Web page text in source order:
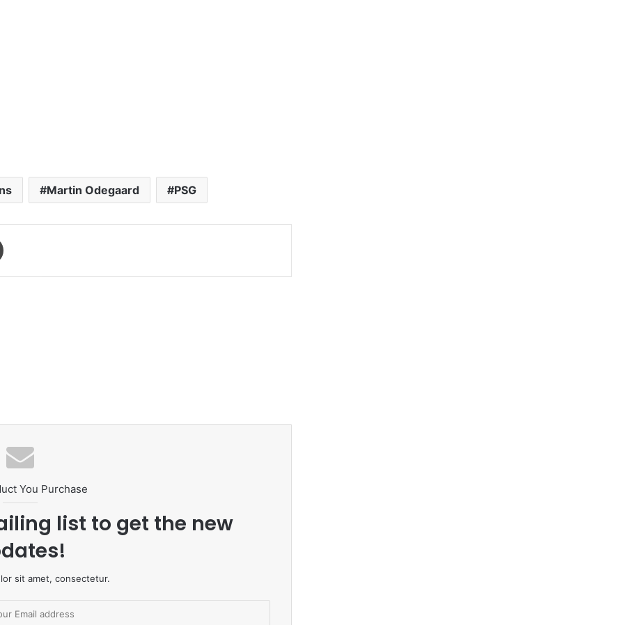
Martin Odegaard PSG
You Purchase
list to get the new
sit amet, consectetur.